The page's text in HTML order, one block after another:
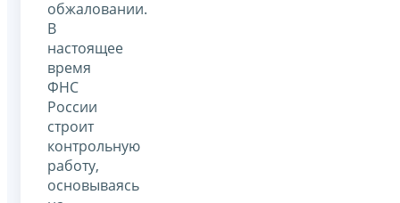
обжаловании.
В
настоящее
время
ФНС
России
строит
контрольную
работу,
основываясь